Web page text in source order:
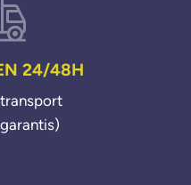
24/48H